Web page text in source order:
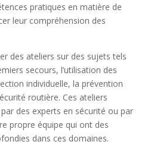
pratiques en matière de
leur compréhension des
des ateliers sur des sujets tels
secours, l’utilisation des
individuelle, la prévention
routière. Ces ateliers
des experts en sécurité ou par
propre équipe qui ont des
dans ces domaines.